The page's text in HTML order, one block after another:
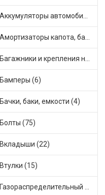
Аккумуляторы автомобильные (2)
Амортизаторы капота, багажника (6)
Багажники и крепления на крышу (1)
Бамперы (6)
Бачки, баки, емкости (4)
Болты (75)
Вкладыши (22)
Втулки (15)
Газораспределительный механизм (2)